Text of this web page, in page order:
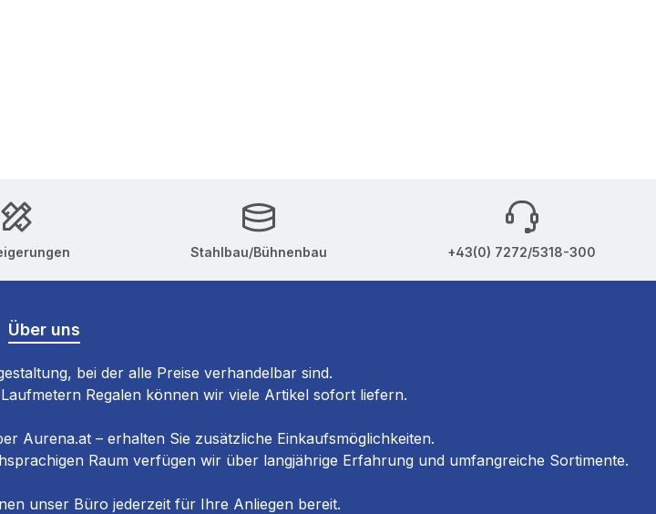
Stahlbau/Bühnenbau +43(0) 7272/5318-300
Über uns
bei der alle Preise verhandelbar sind.
Regalen können wir viele Artikel sofort liefern.
Aurena.at – erhalten Sie zusätzliche Einkaufs­möglichkeiten.
Raum verfügen wir über langjährige Erfahrung und umfangreiche Sortimente.
unser Büro jederzeit für Ihre Anliegen bereit.